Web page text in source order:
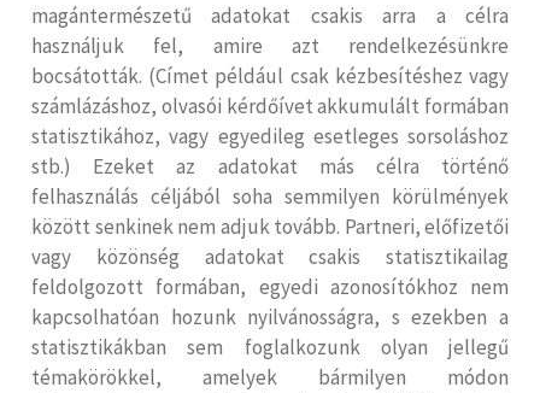
magántermészetű adatokat csakis arra a célra
használjuk fel, amire azt rendelkezésünkre
bocsátották. (Címet például csak kézbesítéshez vagy
számlázáshoz, olvasói kérdőívet akkumulált formában
statisztikához, vagy egyedileg esetleges sorsoláshoz
stb.) Ezeket az adatokat más célra történő
felhasználás céljából soha semmilyen körülmények
között senkinek nem adjuk tovább. Partneri, előfizetői
vagy közönség adatokat csakis statisztikailag
feldolgozott formában, egyedi azonosítókhoz nem
kapcsolhatóan hozunk nyilvánosságra, s ezekben a
statisztikákban sem foglalkozunk olyan jellegű
témakörökkel, amelyek bármilyen módon